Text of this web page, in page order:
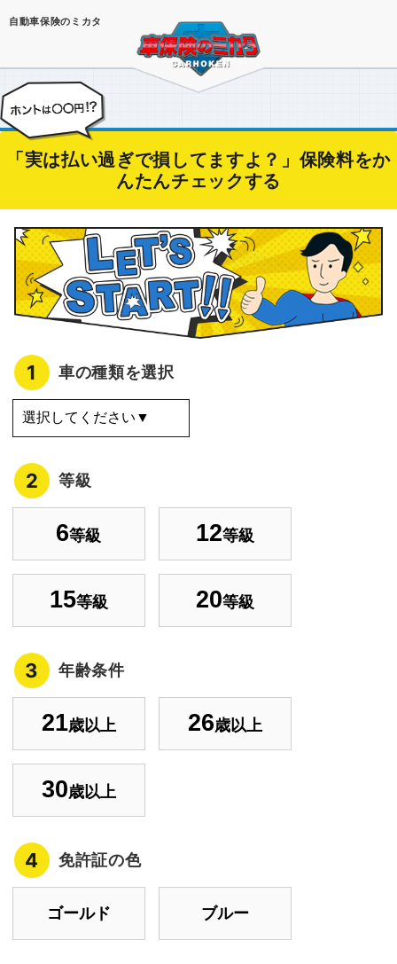
自動車保険のミカタ
「実は払い過ぎで損してますよ？」保険料をか
んたんチェックする
1 車の種類を選択
2 等級
6等級 12等級
15等級 20等級
3 年齢条件
21歳以上 26歳以上
30歳以上
4 免許証の色
ゴールド ブルー